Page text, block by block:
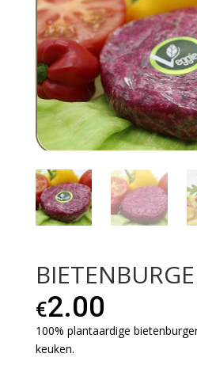
€2.00
100% plantaardige
keuken.